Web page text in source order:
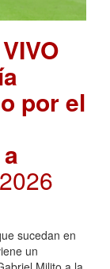
por el
sucedan en
un